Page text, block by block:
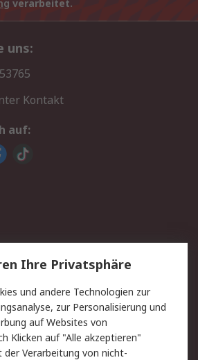
verarbeitet.
uns:
Kontakt
auf:
Lieferlösungen
Kontakt
Ihre Privatsphäre
und andere Technologien zur
zur Personalisierung und
auf Websites von
Klicken auf "Alle akzeptieren"
der Verarbeitung von nicht-